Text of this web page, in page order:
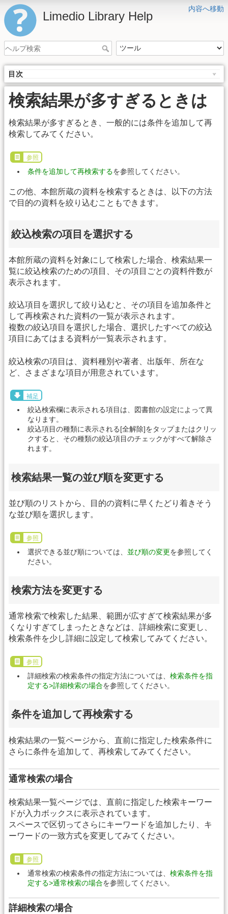
内容へ移動
Limedio Library Help
目次
検索結果が多すぎるときは
検索結果が多すぎるとき、一般的には条件を追加して再
検索してみてください。
参照
条件を追加して再検索するを参照してください。
この他、本館所蔵の資料を検索するときは、以下の方法
で目的の資料を絞り込むこともできます。
絞込検索の項目を選択する
本館所蔵の資料を対象にして検索した場合、検索結果一
覧に絞込検索のための項目、その項目ごとの資料件数が
表示されます。
絞込項目を選択して絞り込むと、その項目を追加条件と
して再検索された資料の一覧が表示されます。
複数の絞込項目を選択した場合、選択したすべての絞込
項目にあてはまる資料が一覧表示されます。
絞込検索の項目は、資料種別や著者、出版年、所在な
ど、さまざまな項目が用意されています。
補足
絞込検索欄に表示される項目は、図書館の設定によって異
なります。
絞込項目の種類に表示される[全解除]をタップまたはクリッ
クすると、その種類の絞込項目のチェックがすべて解除さ
れます。
検索結果一覧の並び順を変更する
並び順のリストから、目的の資料に早くたどり着きそう
な並び順を選択します。
参照
選択できる並び順については、 並び順の変更を参照してく
ださい。
検索方法を変更する
通常検索で検索した結果、範囲が広すぎて検索結果が多
くなりすぎてしまったときなどは、詳細検索に変更し、
検索条件を少し詳細に設定して検索してみてください。
参照
詳細検索の検索条件の指定方法については、 検索条件を指
定する>詳細検索の場合を参照してください。
条件を追加して再検索する
検索結果の一覧ページから、直前に指定した検索条件に
さらに条件を追加して、再検索してみてください。
通常検索の場合
検索結果一覧ページでは、直前に指定した検索キーワー
ドが入力ボックスに表示されています。
スペースで区切ってさらにキーワードを追加したり、キ
ーワードの一致方式を変更してみてください。
参照
通常検索の検索条件の指定方法については、 検索条件を指
定する>通常検索の場合を参照してください。
詳細検索の場合